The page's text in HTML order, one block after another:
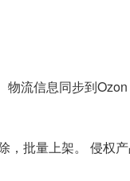
流信息同步到
批量上架。 侵权